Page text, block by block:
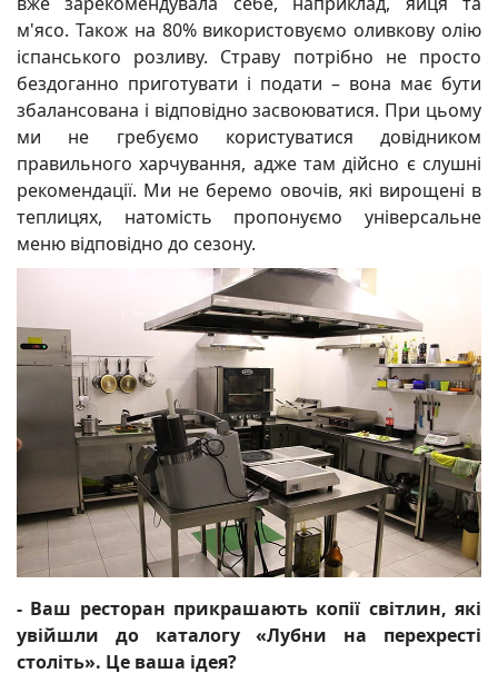
м'ясо. Також на 80% використовуємо оливкову олію
іспанського розливу. Страву потрібно не просто
бездоганно приготувати і подати – вона має бути
збалансована і відповідно засвоюватися. При цьому
ми не гребуємо користуватися довідником
правильного харчування, адже там дійсно є слушні
рекомендації. Ми не беремо овочів, які вирощені в
теплицях, натомість пропонуємо універсальне
меню відповідно до сезону.
- Ваш ресторан прикрашають копії світлин, які
увійшли до каталогу «Лубни на перехресті
століть». Це ваша ідея?